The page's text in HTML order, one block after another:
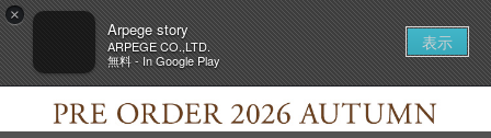
×
Arpege story
ARPEGE CO.,LTD.
無料 - In Google Play
表示